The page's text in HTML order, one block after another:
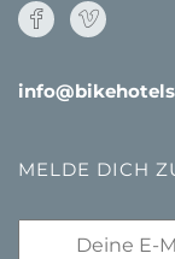
MELDE DICH